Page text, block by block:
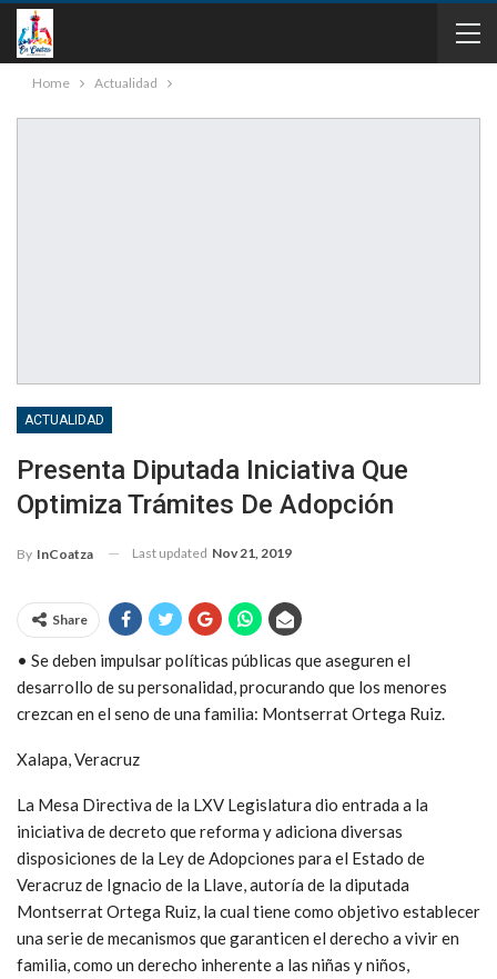
Home Actualidad
ACTUALIDAD
Presenta Diputada Iniciativa Que
Optimiza Trámites De Adopción
By InCoatza Last updated Nov 21, 2019
Share
• Se deben impulsar políticas públicas que aseguren el
desarrollo de su personalidad, procurando que los menores
crezcan en el seno de una familia: Montserrat Ortega Ruiz.
Xalapa, Veracruz
La Mesa Directiva de la LXV Legislatura dio entrada a la
iniciativa de decreto que reforma y adiciona diversas
disposiciones de la Ley de Adopciones para el Estado de
Veracruz de Ignacio de la Llave, autoría de la diputada
Montserrat Ortega Ruiz, la cual tiene como objetivo establecer
una serie de mecanismos que garanticen el derecho a vivir en
familia, como un derecho inherente a las niñas y niños,